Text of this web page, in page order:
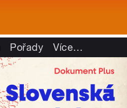
Pořady Více…